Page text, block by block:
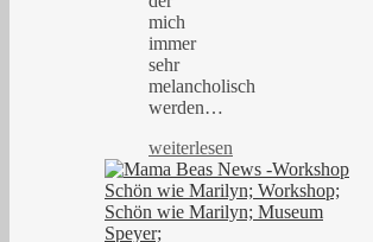
mich
immer
sehr
melancholisch
werden…
weiterlesen